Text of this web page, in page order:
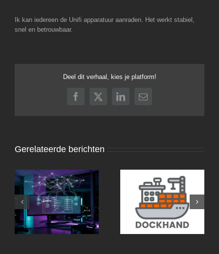
Ik kan iedereen de Unifi apparatuur aanraden. Het werkt stabiel,
snel en betrouwbaar.
Deel dit verhaal, kies je platform!
Facebook
X LinkedIn
E-
Gerelateerde berichten
OpenClaw Architectuur